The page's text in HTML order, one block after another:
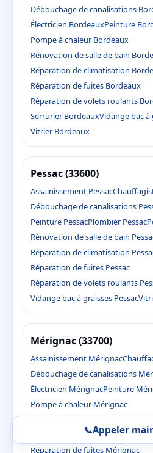
Débouchage de canalisations
Électricien BordeauxPeinture
Pompe à chaleur Bordeaux
Rénovation de salle de bain
Réparation de climatisation
Réparation de fuites Bordeaux
Réparation de volets roulants
Serrurier BordeauxVidange bac
Vitrier Bordeaux
Pessac (33600)
Assainissement Pessac
Débouchage de canalisations
Peinture PessacPlombier Pessac
Rénovation de salle de bain
Réparation de climatisation
Réparation de fuites Pessac
Réparation de volets roulants
Vidange bac à graisses Pessac
Mérignac (33700)
Assainissement Mérignac
Débouchage de canalisations
Électricien MérignacPeinture
Pompe à chaleur Mérignac
Rénovation de salle de bain
Réparation de climatisation
Réparation de fuites Mérignac
📞Appeler